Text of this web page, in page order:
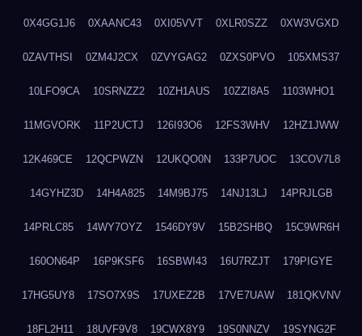
0X4GG1J6 0XAANC43 0XI05VVT 0XLR0SZZ 0XW3VGXD
0ZAVTHSI 0ZM4J2CX 0ZVYGAG2 0ZXS0PVO 105XMS37
10LFO9CA 10SRNZZ2 10ZH1AUS 10ZZI8A5 1103WHO1
11MGVORK 11P2UCTJ 126I93O6 12FS3WHV 12HZ1JWW
12K469CE 12QCPWZN 12UKQO0N 133P7UOC 13COV7L8
14GYHZ3D 14H4A825 14M9BJ75 14NJ13LJ 14PRJLGB
14PRLC85 14WY7OYZ 1546DY9V 15B2SHBQ 15C9WR6H
160ON64P 16P9KSF6 16SBWI43 16U7RZJT 179PIGYE
17HG5UY8 17SO7X9S 17UXEZ2B 17VE7UAW 181QKVNV
18FL2H11 18UVF9V8 19CWX8Y9 19S0NNZV 19SYNG2F